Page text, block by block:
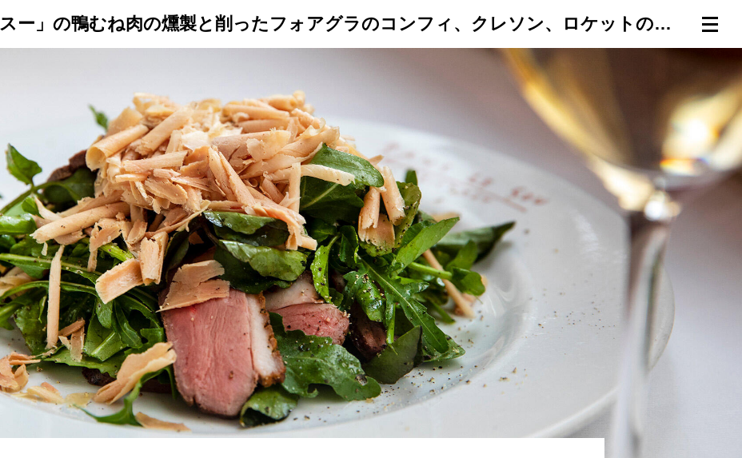
トップ プロが教えるレシピ 厳選！店探し 食のストーリー 連載一覧 倶楽部入会 （無料） ログイン 「ビストロ サンルスー」の鴨むね肉の燻製と削ったフォアグラのコンフィ、クレソン、ロケットのサラダ｜編集部員の校了めし②